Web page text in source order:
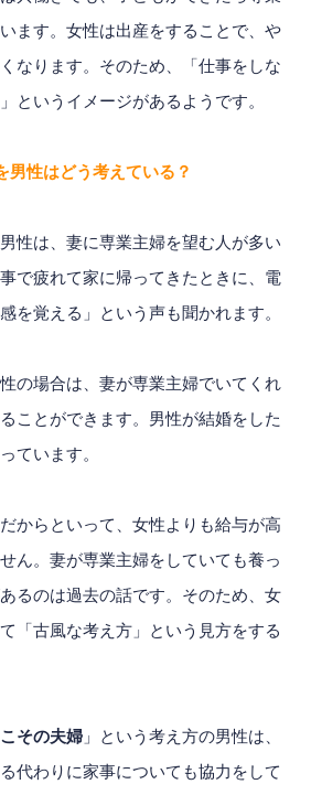
ます。女性は出産をすることで、や
なります。そのため、「仕事をしな
というイメージがあるようです。
男性はどう考えている？
性は、妻に専業主婦を望む人が多い
で疲れて家に帰ってきたときに、電
を覚える」という声も聞かれます。
の場合は、妻が専業主婦でいてくれ
ことができます。男性が結婚をした
ています。
からといって、女性よりも給与が高
ん。妻が専業主婦をしていても養っ
るのは過去の話です。そのため、女
「古風な考え方」という見方をする
その夫婦 」という考え方の男性は、
代わりに家事についても協力をして